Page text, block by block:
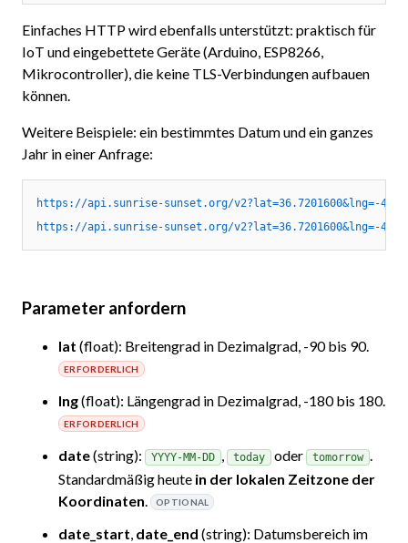
Einfaches HTTP wird ebenfalls unterstützt: praktisch für
IoT und eingebettete Geräte (Arduino, ESP8266,
Mikrocontroller), die keine TLS-Verbindungen aufbauen
können.
Weitere Beispiele: ein bestimmtes Datum und ein ganzes
Jahr in einer Anfrage:
https://api.sunrise-sunset.org/v2?lat=36.7201600&lng=-
https://api.sunrise-sunset.org/v2?lat=36.7201600&lng=-
Parameter anfordern
lat (float): Breitengrad in Dezimalgrad, -90 bis 90.
ERFORDERLICH
lng(float): Längengrad in Dezimalgrad, -180 bis 180.
ERFORDERLICH
date(string): YYYY-MM-DD today oder tomorrow
Standardmäßig heute in der lokalen Zeitzone der
Koordinaten
OPTIONAL
date_start date_end (string): Datumsbereich im